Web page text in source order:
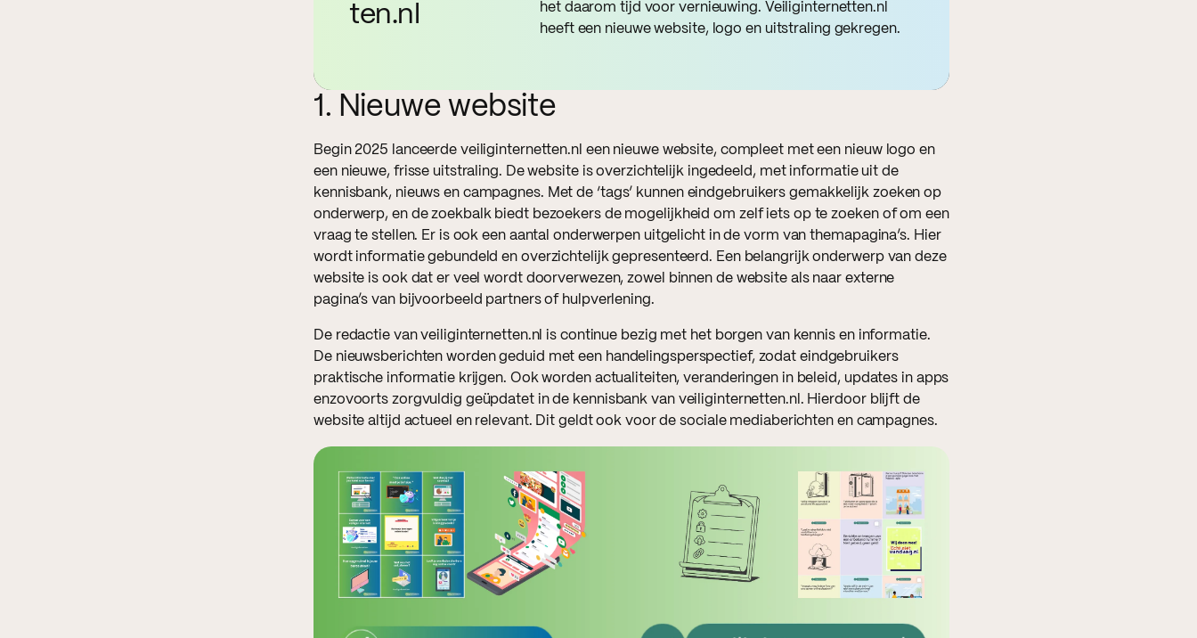
ten.nl
het daarom tijd voor vernieuwing. Veiliginternetten.nl
heeft een nieuwe website, logo en uitstraling gekregen.
1. Nieuwe website
Begin 2025 lanceerde veiliginternetten.nl een nieuwe website, compleet met een nieuw logo en
een nieuwe, frisse uitstraling. De website is overzichtelijk ingedeeld, met informatie uit de
kennisbank, nieuws en campagnes. Met de ‘tags’ kunnen eindgebruikers gemakkelijk zoeken op
onderwerp, en de zoekbalk biedt bezoekers de mogelijkheid om zelf iets op te zoeken of om een
vraag te stellen. Er is ook een aantal onderwerpen uitgelicht in de vorm van themapagina’s. Hier
wordt informatie gebundeld en overzichtelijk gepresenteerd. Een belangrijk onderwerp van deze
website is ook dat er veel wordt doorverwezen, zowel binnen de website als naar externe
pagina’s van bijvoorbeeld partners of hulpverlening.
De redactie van veiliginternetten.nl is continue bezig met het borgen van kennis en informatie.
De nieuwsberichten worden geduid met een handelingsperspectief, zodat eindgebruikers
praktische informatie krijgen. Ook worden actualiteiten, veranderingen in beleid, updates in apps
enzovoorts zorgvuldig geüpdatet in de kennisbank van veiliginternetten.nl. Hierdoor blijft de
website altijd actueel en relevant. Dit geldt ook voor de sociale mediaberichten en campagnes.